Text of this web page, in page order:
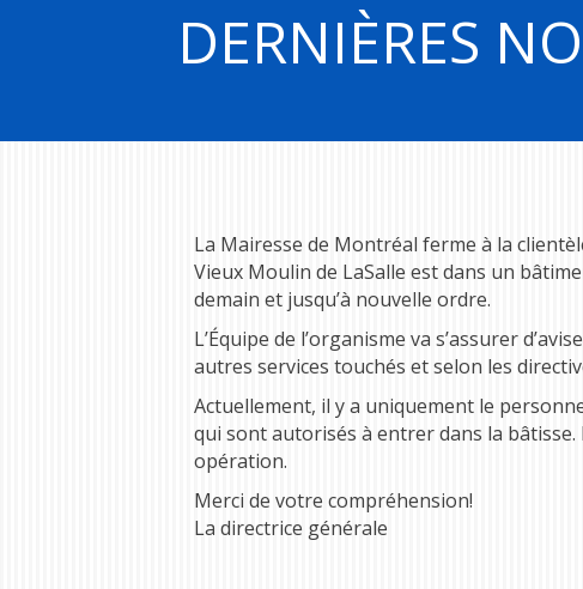
DERNIÈRES
La Mairesse de Montréal ferme à la
Vieux Moulin de LaSalle est dans un
demain et jusqu’à nouvelle ordre.
L’Équipe de l’organisme va s’assurer
autres services touchés et selon les
Actuellement, il y a uniquement le
qui sont autorisés à entrer dans la
opération.
Merci de votre compréhension!
La directrice générale